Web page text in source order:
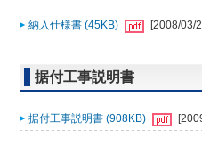
納入仕様書 (45KB) [2008/03/
据付工事説明書
据付工事説明書 (908KB)